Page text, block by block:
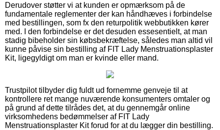
Derudover støtter vi at kunden er opmærksom på de
fundamentale reglementer der kan håndhæves i forbindelse
med bestillingen, som fx den returpolitik webbutikken kører
med. I den forbindelse er det desuden essesentielt, at man
stadig bibeholder sin købsbekræftelse, således man altid vil
kunne påvise sin bestilling af FIT Lady Menstruationsplaster
Kit, ligegyldigt om man er kvinde eller mand.
Trustpilot tilbyder dig fuldt ud fornemme genveje til at
kontrollere ret mange nuværende konsumenters omtaler og
på grund af dette tilrådes det, at du gennemgår online
virksomhedens bedømmelser af FIT Lady
Menstruationsplaster Kit forud for at du lægger din bestilling.